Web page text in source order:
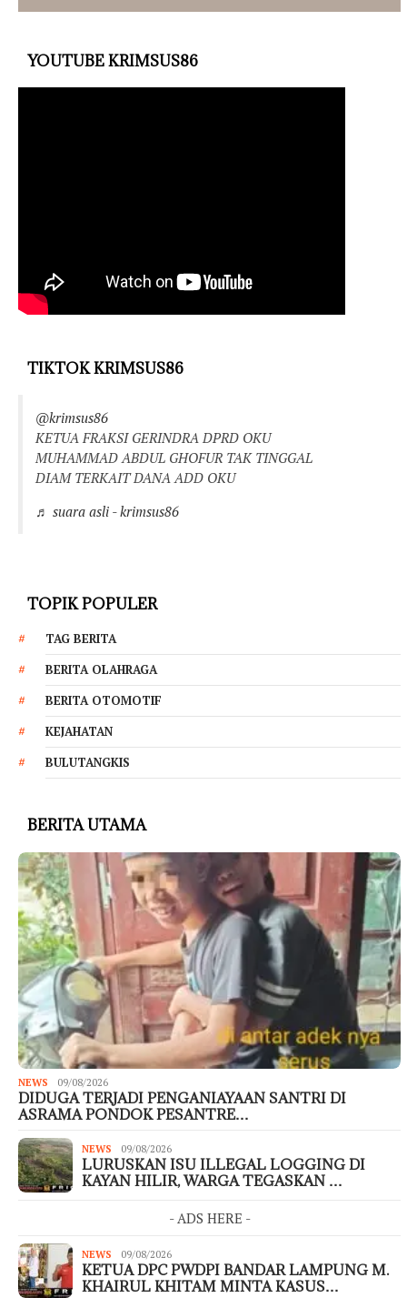
YOUTUBE KRIMSUS86
TIKTOK KRIMSUS86
@krimsus86
KETUA FRAKSI GERINDRA DPRD OKU
MUHAMMAD ABDUL GHOFUR TAK TINGGAL
DIAM TERKAIT DANA ADD OKU
♬ suara asli - krimsus86
TOPIK POPULER
TAG BERITA
BERITA OLAHRAGA
BERITA OTOMOTIF
KEJAHATAN
BULUTANGKIS
BERITA UTAMA
NEWS 09/08/2026
DIDUGA TERJADI PENGANIAYAAN SANTRI DI
ASRAMA PONDOK PESANTRE…
NEWS 09/08/2026
LURUSKAN ISU ILLEGAL LOGGING DI
KAYAN HILIR, WARGA TEGASKAN …
- ADS HERE -
NEWS 09/08/2026
KETUA DPC PWDPI BANDAR LAMPUNG M.
KHAIRUL KHITAM MINTA KASUS…